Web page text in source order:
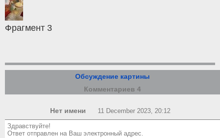
Фрагмент 3
Обсуждение картины
Комментариев 4
Нет имени 11 December 2023, 20:12
Здравствуйте!
Ответ отправлен на Ваш электронный адрес.